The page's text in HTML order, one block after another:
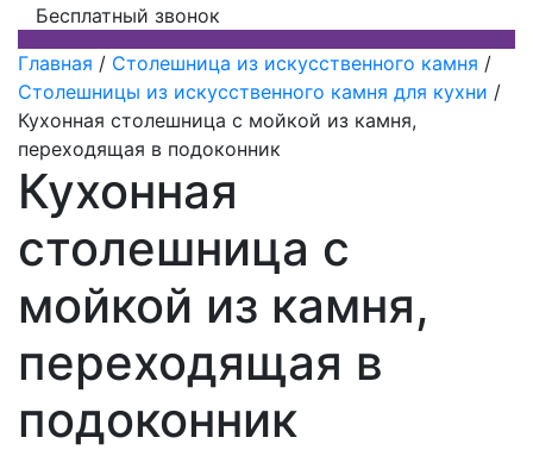
Бесплатный звонок
Главная / Столешница из искусственного камня /
Столешницы из искусственного камня для кухни /
Кухонная столешница c мойкой из камня,
переходящая в подоконник
Кухонная
столешница c
мойкой из камня,
переходящая в
подоконник